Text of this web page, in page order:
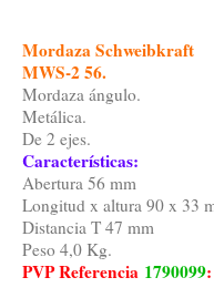
Mordaza Schweibkraft
MWS-2 56.
Mordaza ángulo.
Metálica.
De 2 ejes.
Características:
Abertura 56 mm
Longitud x altura 90 x 33
Distancia T 47 mm
Peso 4,0 Kg.
PVP Referencia 1790099: